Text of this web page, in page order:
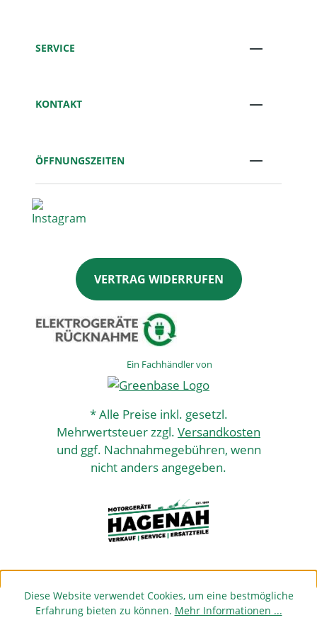
SERVICE
KONTAKT
ÖFFNUNGSZEITEN
VERTRAG WIDERRUFEN
Ein Fachhändler von
* Alle Preise inkl. gesetzl.
Mehrwertsteuer zzgl. Versandkosten
und ggf. Nachnahmegebühren, wenn
nicht anders angegeben.
Diese Website verwendet Cookies, um eine bestmögliche
Erfahrung bieten zu können. Mehr Informationen ...